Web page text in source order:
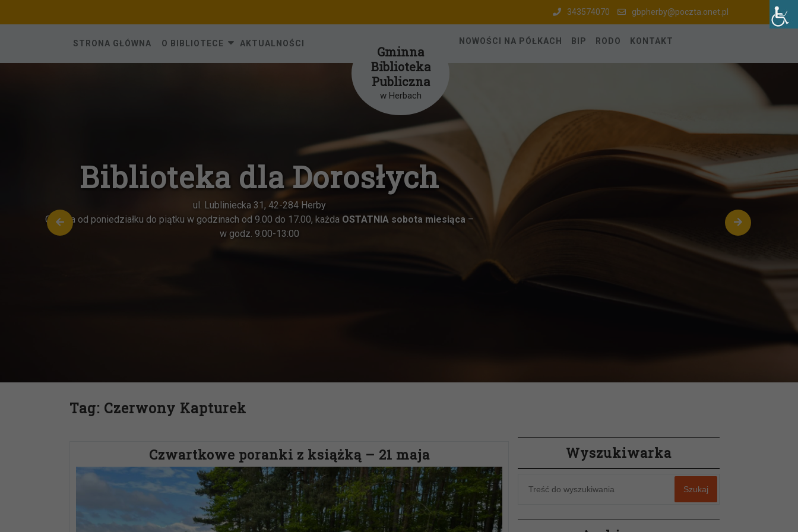
343574070 gbpherby@poczta.onet.pl
STRONA GŁÓWNA O BIBLIOTECE AKTUALNOŚCI
Gminna
Biblioteka
Publiczna
w Herbach
NOWOŚCI NA PÓŁKACH BIP RODO KONTAKT
Oddział dla dzieci w Herbach
ul. Katowicka 6, 42-284 Herby
Czynna od poniedziałku do piątku w godzinach od 8.00 do 15.00
Tag: Czerwony Kapturek
Czwartkowe poranki z książką – 21 maja Wyszukiwarka
Szukaj